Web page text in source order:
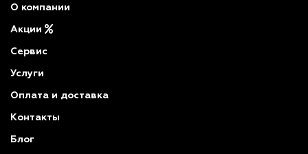
О компании
Акции
Сервис
Услуги
Оплата и доставка
Контакты
Блог